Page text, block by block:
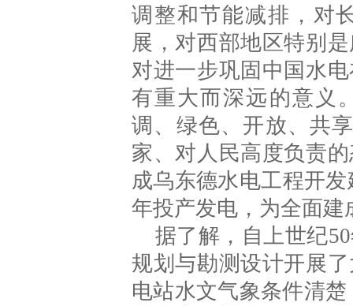
调整和节能减排，对
展，对西部地区特别
对进一步巩固中国水
有重大而深远的意义
调、绿色、开放、共
家、对人民高度负责
成乌东德水电工程开
年投产发电，为全面
据了解，自上世纪
规划与勘测设计开展
电站水文气象条件清